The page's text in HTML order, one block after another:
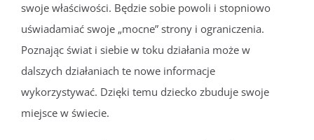
swoje właściwości. Będzie sobie powoli i stopniowo
uświadamiać swoje „mocne” strony i ograniczenia.
Poznając świat i siebie w toku działania może w
dalszych działaniach te nowe informacje
wykorzystywać. Dzięki temu dziecko zbuduje swoje
miejsce w świecie.